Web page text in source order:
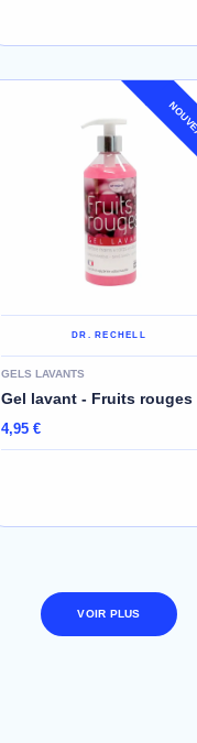
AJOUTER AU PANIER
DR. RECHELL
GELS LAVANTS
Gel lavant - Fruits rouges
4,95 €
AJOUTER AU PANIER
VOIR PLUS